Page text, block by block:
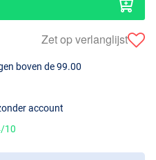
Zet op verlanglijst
boven de 99.00
account
10